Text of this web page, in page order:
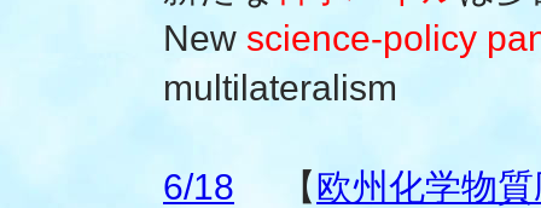
New science-policy
multilateralism
6/18 【欧州化学物